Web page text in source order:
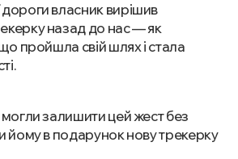
дороги власник вирішив
назад до нас — як
пройшла свій шлях і стала
могли залишити цей жест без
йому в подарунок нову трекерку